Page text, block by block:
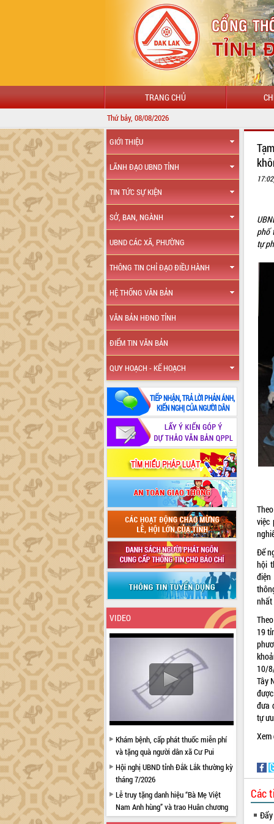
TRANG CHỦ
Thứ bảy, 08/08/2026 CHÀO
GIỚI THIỆU
LÃNH ĐẠO UBND TỈNH
TIN TỨC SỰ KIỆN
SỞ, BAN, NGÀNH
UBND CÁC XÃ, PHƯỜNG
THÔNG TIN CHỈ ĐẠO ĐIỀU HÀNH
HỆ THỐNG VĂN BẢN
VĂN BẢN HĐND TỈNH
ĐIỂM TIN VĂN BẢN
QUY HOẠCH - KẾ HOẠCH
VIDEO
Khám bệnh, cấp phát thuốc miễn phí
và tặng quà người dân xã Cư Pui
Hội nghị UBND tỉnh Đắk Lắk thường kỳ
tháng 7/2026
Lễ truy tặng danh hiệu “Bà Mẹ Việt
Nam Anh hùng” và trao Huân chương
Lao động
phố
tự
việc
Để
hội
điện
nhất
19
10/
Tây
đưa
tự
Các